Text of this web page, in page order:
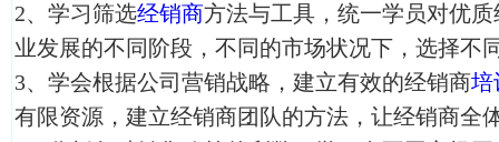
2、学习筛选经销商方法与工具，统一学员对优
业发展的不同阶段，不同的市场状况下，选择不
3、学会根据公司营销战略，建立有效的经销商培
有限资源，建立经销商团队的方法，让经销商全